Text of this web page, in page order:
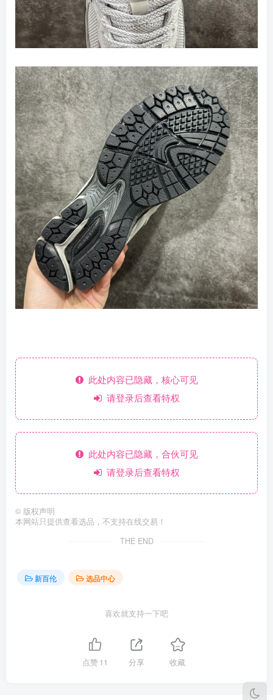
此处内容已隐藏，核心可见
请登录后查看特权
此处内容已隐藏，合伙可见
请登录后查看特权
© 版权声明
本网站只提供查看选品，不支持在线交易！
THE END
新百伦 选品中心
喜欢就支持一下吧
点赞11 分享 收藏